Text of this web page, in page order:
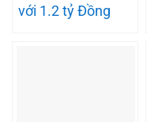
với 1.2 tỷ Đồng